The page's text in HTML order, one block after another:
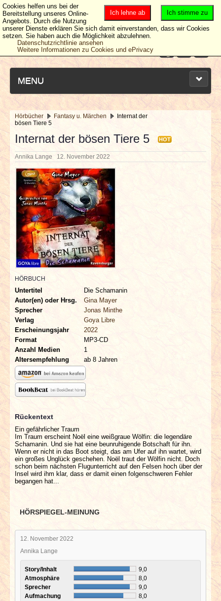
MENU
NEUESTE ARTIKEL
NEWS & DATES
BERICHTE
VERLOSUNGEN
INTERVIEWS
SPECIALS
REDAKTION
LINKS
ARCHIV
Hörbücher Fantasy u. Märchen
Internat der
bösen Tiere 5
Internat der bösen Tiere 5 HOT
Annika Lange 12. November 2022
HÖRBUCH
Untertitel
Die Schamanin
Autor(en) oder Hrsg.
Gina Mayer
Sprecher
Jonas Minthe
Verlag
Goya Libre
Erscheinungsjahr
2022
Format
MP3-CD
Anzahl Medien
1
Altersempfehlung
ab 8 Jahren
Rückentext
Ein gefährlicher Traum
Im Traum erscheint Noël eine weißgraue Wölfin: die legendäre
Schamanin. Und sie hat eine beunruhigende Botschaft für ihn.
Wenn er nicht in das Boot steigt, das am Ufer auf ihn wartet, wird
ein großes Unglück geschehen. Noël traut der Wölfin nicht. Doch
schon beim nächsten Flugunterricht auf den Felsen hoch über der
Insel wird ihm klar, dass er damit einen folgenschweren Fehler
begangen hat...
HÖRSPIEGEL-MEINUNG
12. November 2022
Annika Lange
Story/Inhalt
9,0
Atmosphäre
8,0
Sprecher
9,0
Aufmachung
8,0
Ich stimme zu
Ich lehne ab
Cookies helfen uns bei der
Bereitstellung unseres Online-
Angebots. Durch die Nutzung
unserer Dienste erklären Sie sich damit einverstanden, dass wir Cookies
setzen. Sie haben auch die Möglichkeit abzulehnen.
Datenschutzrichtlinie ansehen
Weitere Informationen zu Cookies und ePrivacy